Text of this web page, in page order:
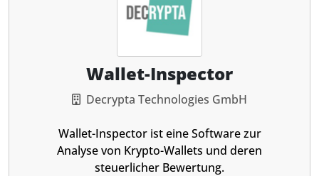
Wallet-Inspector
Decrypta Technologies GmbH
Wallet-Inspector ist eine Software zur
Analyse von Krypto-Wallets und deren
steuerlicher Bewertung.